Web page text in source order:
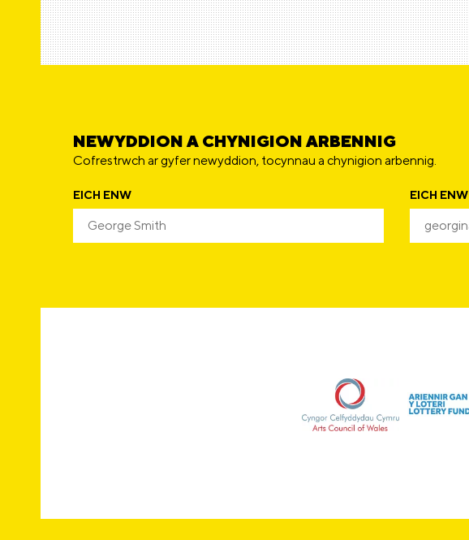
NEWYDDION A CHYNIGION ARBENNIG
Cofrestrwch ar gyfer newyddion, tocynnau a chynigion arbennig.
EICH ENW EICH ENW